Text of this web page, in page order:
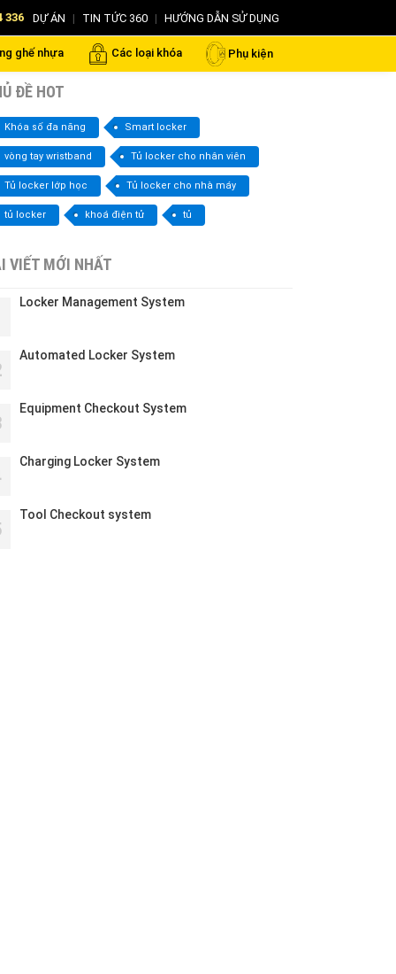
336 DỰ ÁN | TIN TỨC 360 | HƯỚNG DẪN SỬ DỤNG
ghế nhựa Các loại khóa Phụ kiện
ĐỀ HOT
Khóa số đa năng Smart locker
vòng tay wristband Tủ locker cho nhân viên
Tủ locker lớp học Tủ locker cho nhà máy
tủ locker khoá điện tử tủ
VIẾT MỚI NHẤT
Locker Management System
Automated Locker System
Equipment Checkout System
Charging Locker System
Tool Checkout system